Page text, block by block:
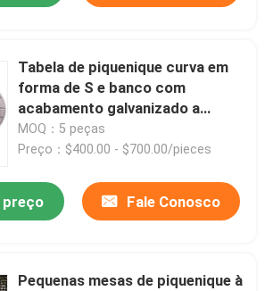
Tabela de piquenique curva em
forma de S e banco com
acabamento galvanizado a
quente
MOQ：5 peças
Preço：$400.00 - $700.00/pieces
preço Fale Conosco
Pequenas mesas de piquenique à